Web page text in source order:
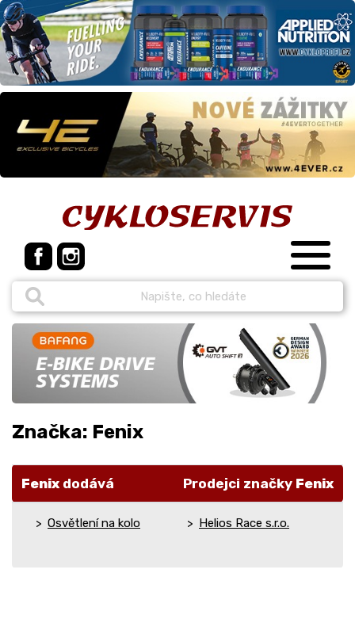
Značka: Fenix
Fenix dodává Prodejci značky Fenix
Osvětlení na kolo Helios Race s.r.o.